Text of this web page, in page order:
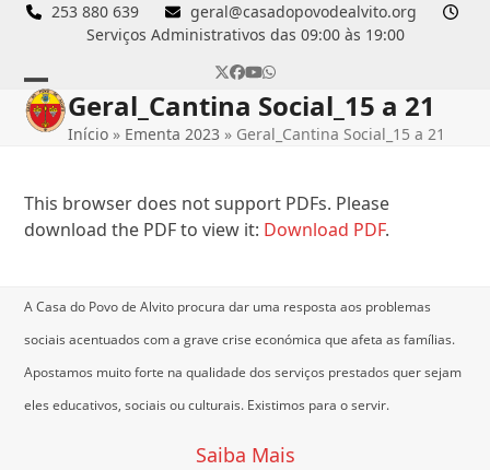
Skip
253 880 639
geral@casadopovodealvito.org
Serviços Administrativos das 09:00 às 19:00
Twitter
Facebook
YouTube
Whatsapp
Open
mobile
Close
mobile
Geral_Cantina Social_15 a 21
Início » Ementa 2023 » Geral_Cantina Social_15 a 21
This browser does not support PDFs. Please
download the PDF to view it: Download PDF.
A Casa do Povo de Alvito procura dar uma resposta aos problemas
sociais acentuados com a grave crise económica que afeta as famílias.
Apostamos muito forte na qualidade dos serviços prestados quer sejam
eles educativos, sociais ou culturais. Existimos para o servir.
Saiba Mais